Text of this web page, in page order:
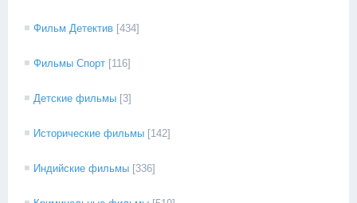
Фильм Детектив [434]
Фильмы Спорт [116]
Детские фильмы [3]
Исторические фильмы [142]
Индийские фильмы [336]